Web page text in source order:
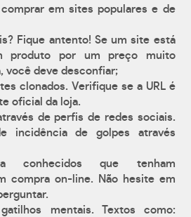
em sites populares e de
Fique antento! Se um site está
produto por um preço muito
você deve desconfiar;
clonados. Verifique se a URL é
oficial da loja.
de perfis de redes sociais.
incidência de golpes através
conhecidos que tenham
compra on-line. Não hesite em
mentais. Textos como: